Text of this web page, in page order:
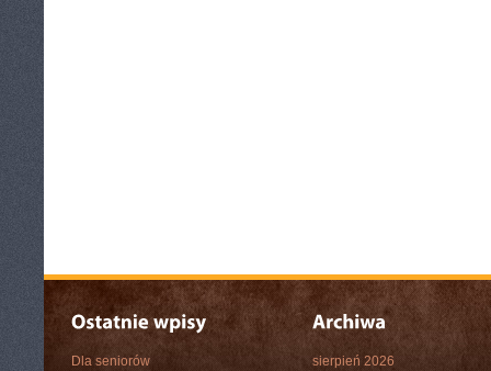
Dla seniorów
sierpień 2026